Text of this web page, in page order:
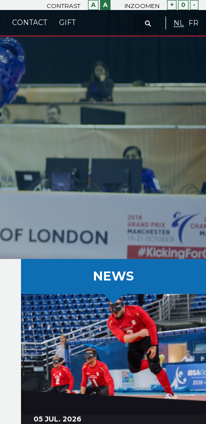
CONTRAST A A INZOOMEN + 0 -
NL FR
CONTACT GIFT
NEWS
05 JUL. 2026